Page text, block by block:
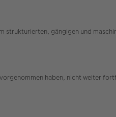
strukturierten, gängigen und
haben, nicht weiter